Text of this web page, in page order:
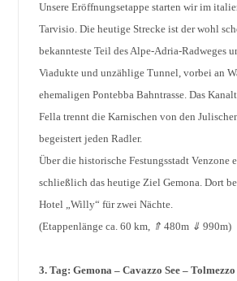
Unsere Eröffnungsetappe starten wir im
Tarvisio. Die heutige Strecke ist der wohl
bekannteste Teil des Alpe-Adria-Radweges
Viadukte und unzählige Tunnel, vorbei an
ehemaligen Pontebba Bahntrasse. Das
Fella trennt die Karnischen von den
begeistert jeden Radler.
Über die historische Festungsstadt Venzone
schließlich das heutige Ziel Gemona. Dort
Hotel „Willy“ für zwei Nächte.
(Etappenlänge ca. 60 km, ⇑480m ⇓990m)
3. Tag: Gemona – Cavazzo See – Tolmezzo